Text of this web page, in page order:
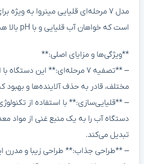
مدل ۷ مرحله‌ای قلیایی مینروا به
است که خواهان آب قلیایی و با pH بالا هستند.
**ویژگی‌ها و مزایای اصلی:**
مختلف، قادر به حذف آلاینده‌ها و
– **قلیایی‌سازی:** با استفاده از
دستگاه آب را به یک منبع غنی از مواد
تبدیل می‌کند.
– **طراحی جذاب:** طراحی زیبا و مدرن